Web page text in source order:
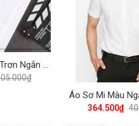
Áo Sơ Mi Trắng Trơn Ngắn Tay Regular 405 Vĩnh Tiến - LT0-G800
364.500₫